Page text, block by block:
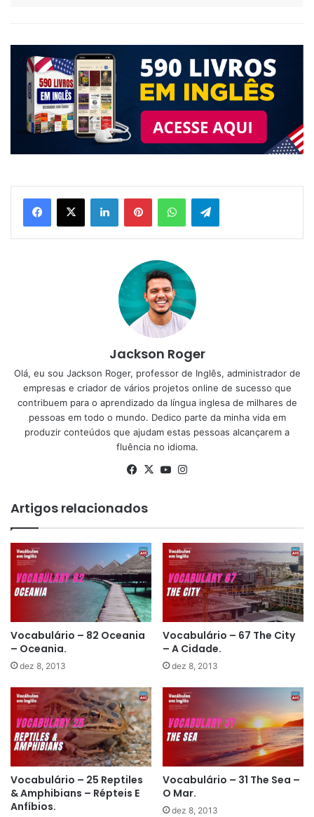
LinkedinPinterestWhatsAppTelegram
Jackson Roger
Olá, eu sou Jackson Roger, professor de Inglês, administrador de
empresas e criador de vários projetos online de sucesso que
contribuem para o aprendizado da língua inglesa de milhares de
pessoas em todo o mundo. Dedico parte da minha vida em
produzir conteúdos que ajudam estas pessoas alcançarem a
fluência no idioma.
Facebook
X YouTube
Artigos relacionados
Vocabulário – 82 Oceania
– Oceania.
dez 8, 2013
Vocabulário – 67 The City
– A Cidade.
dez 8, 2013
Vocabulário – 25 Reptiles
& Amphibians – Répteis E
Anfíbios.
Vocabulário – 31 The Sea –
O Mar.
dez 8, 2013